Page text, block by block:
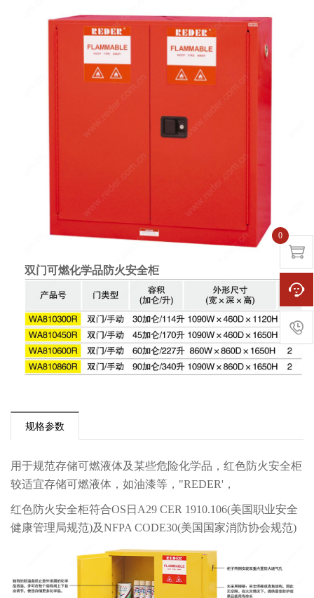
双门可燃化学品防火安全柜
规格参数
用于规范存储可燃液体及某些危险化学品，红色防火安全柜
较适宜存储可燃液体，如油漆等，"REDER'，
红色防火安全柜符合OS日A29 CER 1910.106(美国职业安全
健康管理局规范)及NFPA CODE30(美国国家消防协会规范)
联系我们

0

